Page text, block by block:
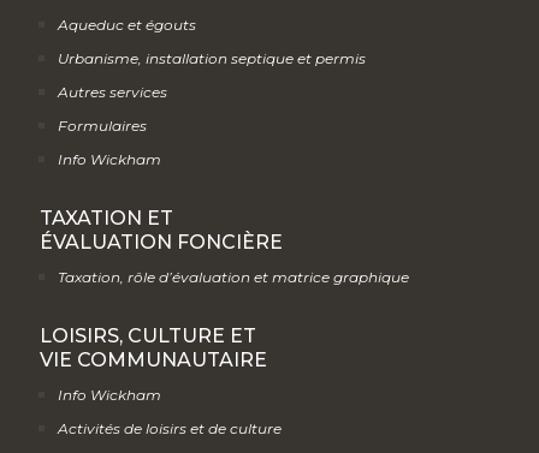
Aqueduc et égouts
Urbanisme, installation septique et permis
Autres services
Formulaires
Info Wickham
TAXATION ET
ÉVALUATION FONCIÈRE
Taxation, rôle d’évaluation et matrice graphique
LOISIRS, CULTURE ET
VIE COMMUNAUTAIRE
Info Wickham
Activités de loisirs et de culture